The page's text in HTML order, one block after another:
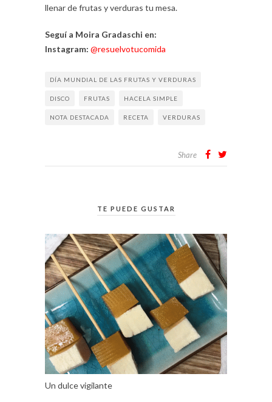
llenar de frutas y verduras tu mesa.
Seguí a Moira Gradaschi en:
Instagram: @resuelvotucomida
DÍA MUNDIAL DE LAS FRUTAS Y VERDURAS
DISCO FRUTAS HACELA SIMPLE
NOTA DESTACADA RECETA VERDURAS
Share
TE PUEDE GUSTAR
Un dulce vigilante